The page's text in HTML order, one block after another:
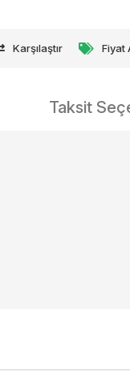
Karşılaştır Fiyat
Taksit